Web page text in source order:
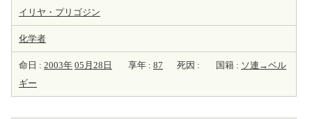
イリヤ・プリゴジン
化学者
命日 : 2003年 05月28日 享年 : 87 死因 : 国籍 : ソ連→ベル
ギー